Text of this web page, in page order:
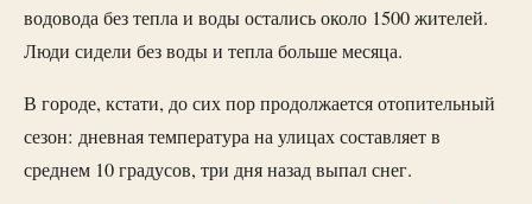
водовода без тепла и воды остались около 1500 жителей.
Люди сидели без воды и тепла больше месяца.
В городе, кстати, до сих пор продолжается отопительный
сезон: дневная температура на улицах составляет в
среднем 10 градусов, три дня назад выпал снег.